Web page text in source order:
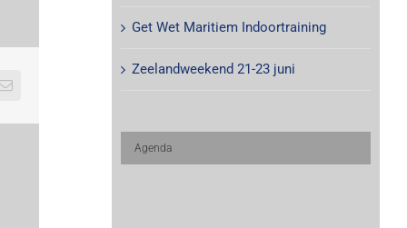
E-
Get Wet Maritiem Indoortraining
Zeelandweekend 21-23 juni
Agenda